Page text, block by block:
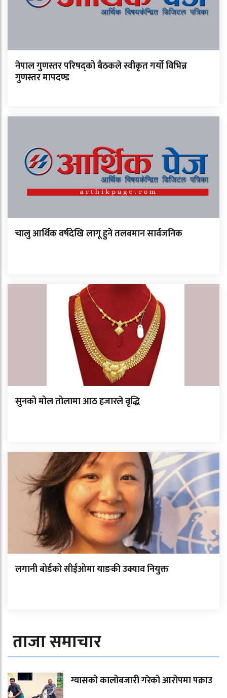
नेपाल गुणस्तर परिषद्को बैठकले स्वीकृत गर्यो विभिन्न
गुणस्तर मापदण्ड
चालु आर्थिक वर्षदेखि लागू हुने तलबमान सार्वजनिक
सुनको मोल तोलामा आठ हजारले वृद्धि
लगानी बोर्डको सीईओमा याङकी उक्याव नियुक्त
ताजा समाचार
ग्यासको कालोबजारी गरेको आरोपमा पक्राउ